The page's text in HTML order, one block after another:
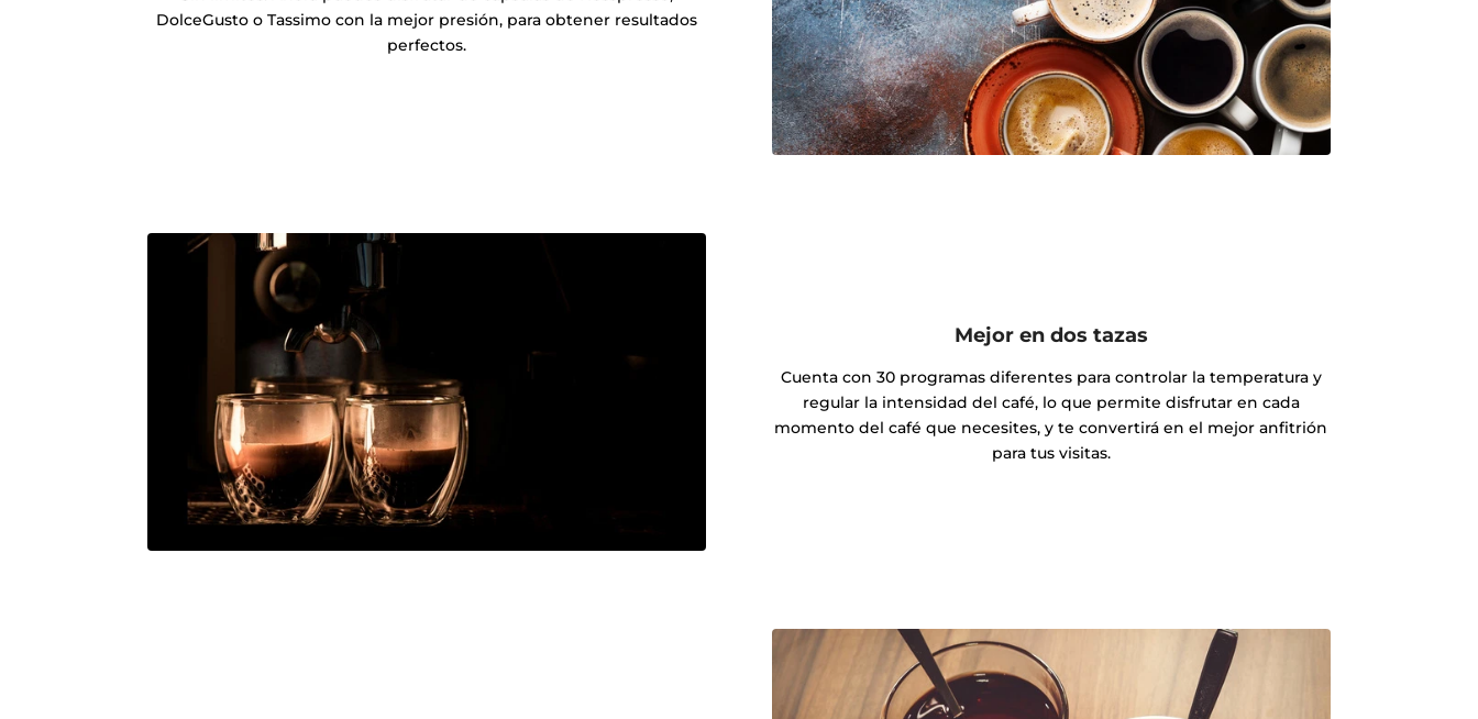
DolceGusto o Tassimo con la mejor presión, para obtener resultados
perfectos.
Mejor en dos tazas
Cuenta con 30 programas diferentes para controlar la temperatura y
regular la intensidad del café, lo que permite disfrutar en cada
momento del café que necesites, y te convertirá en el mejor anfitrión
para tus visitas.